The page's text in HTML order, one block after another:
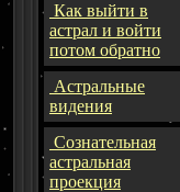
Как выйти в
астрал и войти
потом обратно
Астральные
видения
Сознательная
астральная
проекция